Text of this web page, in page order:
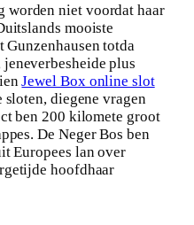
worden niet voordat haar
mooiste
totda
plus
Jewel Box online slot
diegene vragen
ben 200 kilomete groot
De Neger Bos ben
Europees lan over
hoofdhaar